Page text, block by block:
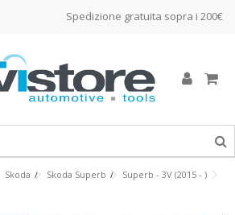
Spedizione gratuita sopra i 200€
Skoda Skoda Superb
Superb - 3V (2015 - )